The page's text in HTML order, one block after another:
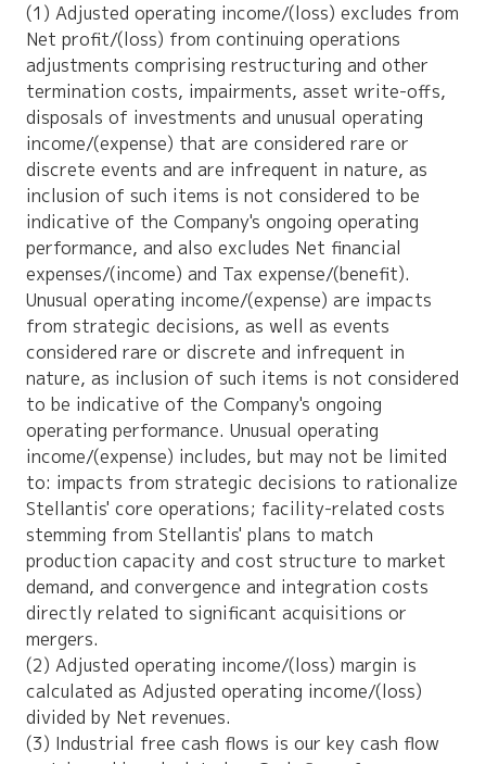
(1) Adjusted operating income/(loss) excludes from
Net profit/(loss) from continuing operations
adjustments comprising restructuring and other
termination costs, impairments, asset write-offs,
disposals of investments and unusual operating
income/(expense) that are considered rare or
discrete events and are infrequent in nature, as
inclusion of such items is not considered to be
indicative of the Company's ongoing operating
performance, and also excludes Net financial
expenses/(income) and Tax expense/(benefit).
Unusual operating income/(expense) are impacts
from strategic decisions, as well as events
considered rare or discrete and infrequent in
nature, as inclusion of such items is not considered
to be indicative of the Company's ongoing
operating performance. Unusual operating
income/(expense) includes, but may not be limited
to: impacts from strategic decisions to rationalize
Stellantis' core operations; facility-related costs
stemming from Stellantis' plans to match
production capacity and cost structure to market
demand, and convergence and integration costs
directly related to significant acquisitions or
mergers.
(2) Adjusted operating income/(loss) margin is
calculated as Adjusted operating income/(loss)
divided by Net revenues.
(3) Industrial free cash flows is our key cash flow